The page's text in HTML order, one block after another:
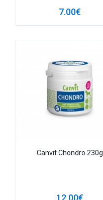
7.00€
Canvit Chondro 230g
12.00€